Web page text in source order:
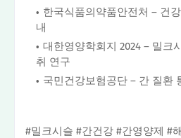
한국식품의약품안전처 – 건
내
대한영양학회지 2024 – 밀크
취 연구
국민건강보험공단 – 간 질환
#밀크시슬 #간건강 #간영양제 #